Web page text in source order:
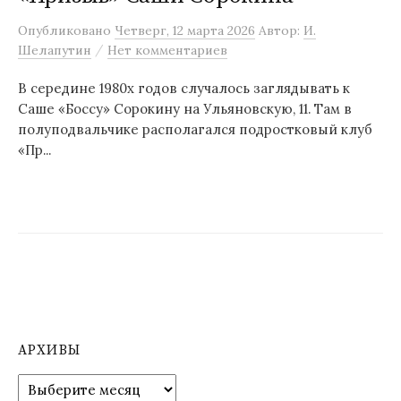
м
у
Опубликовано Четверг, 12 марта 2026 Автор: И.
Шелапутин / Нет комментариев
В середине 1980х годов случалось заглядывать к
Саше «Боссу» Сорокину на Ульяновскую, 11. Там в
полуподвальчике располагался подростковый клуб
«Пр...
АРХИВЫ